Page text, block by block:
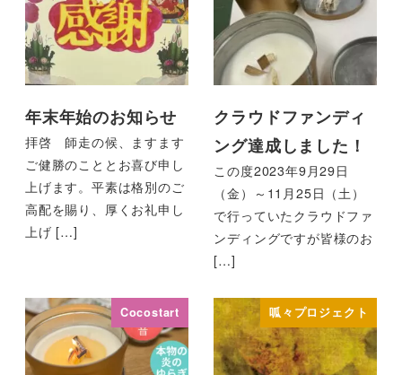
年末年始のお知らせ
拝啓 師走の候、ますます
ご健勝のこととお喜び申し
上げます。平素は格別のご
高配を賜り、厚くお礼申し
上げ […]
クラウドファンディ
ング達成しました！
この度2023年9月29日
（金）～11月25日（土）
で行っていたクラウドファ
ンディングですが皆様のお
[…]
Cocostart 呱々プロジェクト